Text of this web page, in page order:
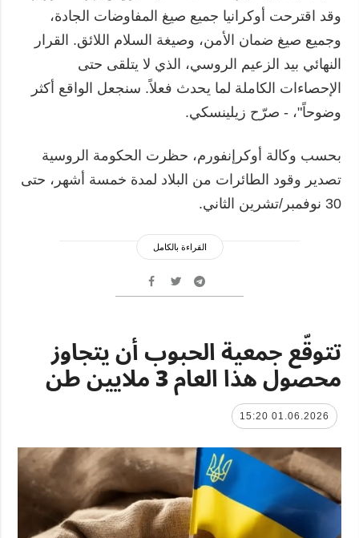
وقد اقترحت أوكرانيا جميع صيغ المفاوضات الجادة،
وجميع صيغ ضمان الأمن، وصيغة السلام اللائق. القرار
النهائي بيد الزعيم الروسي، الذي لا يتلقى حتى
الإحصاءات الكاملة لما يحدث فعلاً. سنجعل الواقع أكثر
وضوحاً"، - صرّح زيلينسكي.
بحسب وكالة أوكرإنفورم، حظرت الحكومة الروسية
تصدير وقود الطائرات من البلاد لمدة خمسة أشهر، حتى
30 نوفمبر/تشرين الثاني.
القراءة بالكامل
تتوقّع جمعية الحبوب أن يتجاوز
محصول هذا العام 3 ملايين طن
01.06.2026 15:20